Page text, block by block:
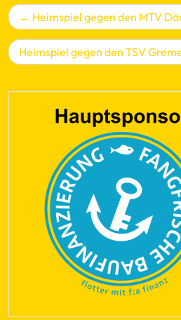
Beitragsnavigation
Heimspiel gegen den MTV
Heimspiel gegen den TSV